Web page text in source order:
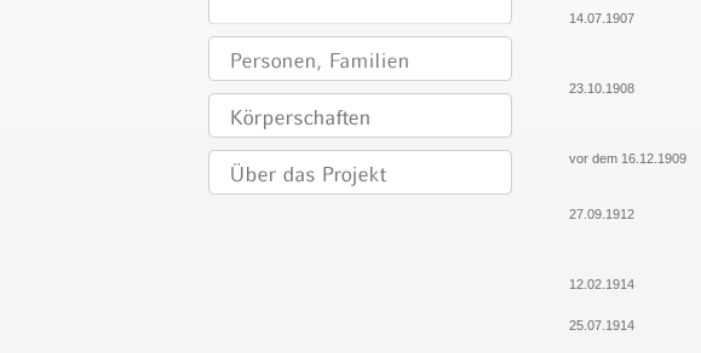
14.07.1907
23.10.1908
vor dem 16.12.1909
27.09.1912
12.02.1914
25.07.1914